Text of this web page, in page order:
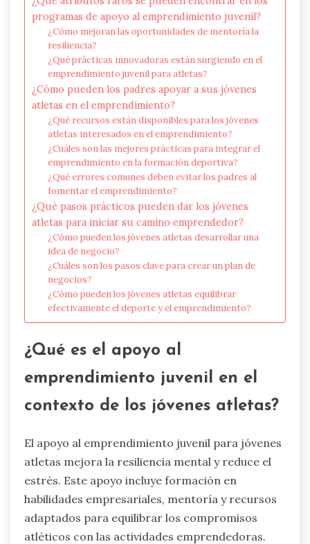
programas de apoyo al emprendimiento juvenil?
¿Cómo mejoran las oportunidades de mentoría la
resiliencia?
¿Qué prácticas innovadoras están surgiendo en el
emprendimiento juvenil para atletas?
¿Cómo pueden los padres apoyar a sus jóvenes
atletas en el emprendimiento?
¿Qué recursos están disponibles para los jóvenes
atletas interesados en el emprendimiento?
¿Cuáles son las mejores prácticas para integrar el
emprendimiento en la formación deportiva?
¿Qué errores comunes deben evitar los padres al
fomentar el emprendimiento?
¿Qué pasos prácticos pueden dar los jóvenes
atletas para iniciar su camino emprendedor?
¿Cómo pueden los jóvenes atletas desarrollar una
idea de negocio?
¿Cuáles son los pasos clave para crear un plan de
negocios?
¿Cómo pueden los jóvenes atletas equilibrar
efectivamente el deporte y el emprendimiento?
¿Qué es el apoyo al
emprendimiento juvenil en el
contexto de los jóvenes atletas?
El apoyo al emprendimiento juvenil para jóvenes
atletas mejora la resiliencia mental y reduce el
estrés. Este apoyo incluye formación en
habilidades empresariales, mentoría y recursos
adaptados para equilibrar los compromisos
atléticos con las actividades emprendedoras.